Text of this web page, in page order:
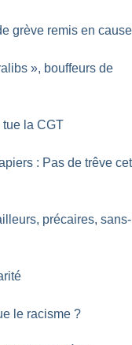
grève remis en cause
», bouffeurs de
tue la CGT
: Pas de trêve cet
précaires, sans-
le racisme ?